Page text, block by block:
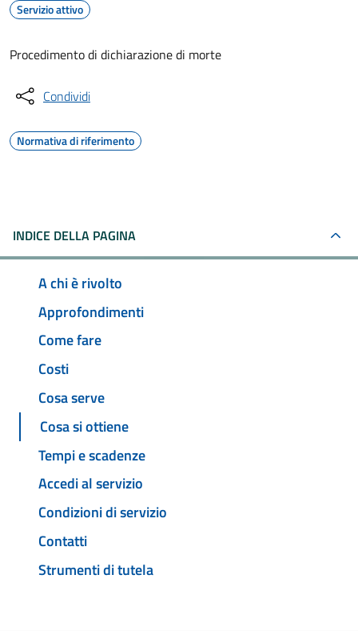
Servizio attivo
Procedimento di dichiarazione di morte
Condividi
Normativa di riferimento
INDICE DELLA PAGINA
A chi è rivolto
Approfondimenti
Come fare
Costi
Cosa serve
Cosa si ottiene
Tempi e scadenze
Accedi al servizio
Condizioni di servizio
Contatti
Strumenti di tutela